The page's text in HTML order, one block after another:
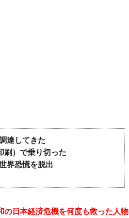
達してきた
刷）で乗り切った
界恐慌を脱出
の日本経済危機を何度も救った人物